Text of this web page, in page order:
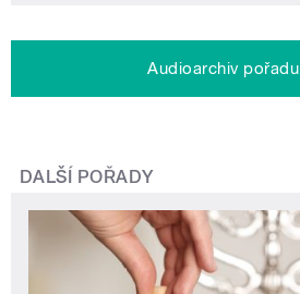
Audioarchiv pořadu
DALŠÍ POŘADY